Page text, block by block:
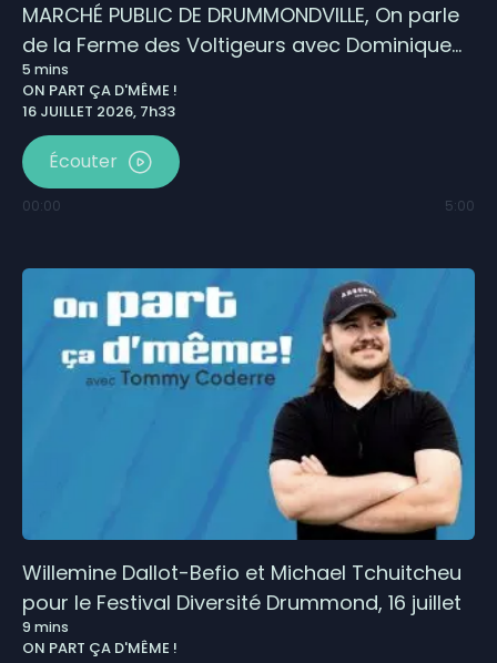
MARCHÉ PUBLIC DE DRUMMONDVILLE, On parle
de la Ferme des Voltigeurs avec Dominique
Hamel ! – 16 juillet
5 mins
ON PART ÇA D'MÊME !
16 JUILLET 2026, 7h33
Écouter
00:00 5:00
Willemine Dallot-Befio et Michael Tchuitcheu
pour le Festival Diversité Drummond, 16 juillet
9 mins
ON PART ÇA D'MÊME !